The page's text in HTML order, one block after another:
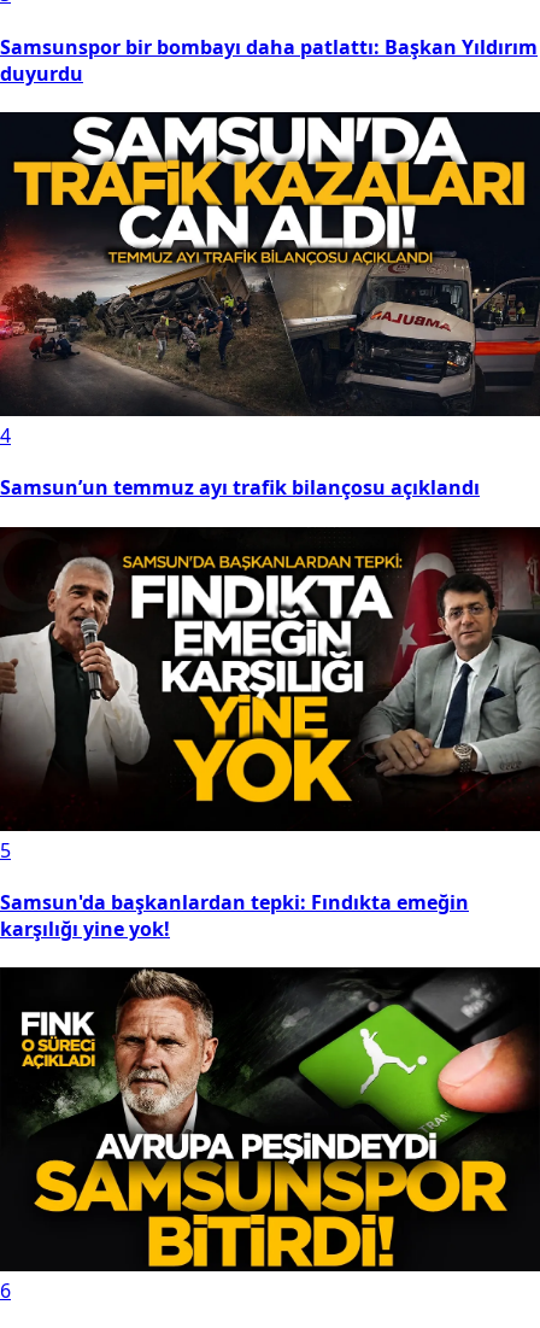
Samsunspor bir bombayı daha patlattı: Başkan Yıldırım
duyurdu
4
Samsun’un temmuz ayı trafik bilançosu açıklandı
5
Samsun'da başkanlardan tepki: Fındıkta emeğin
karşılığı yine yok!
6